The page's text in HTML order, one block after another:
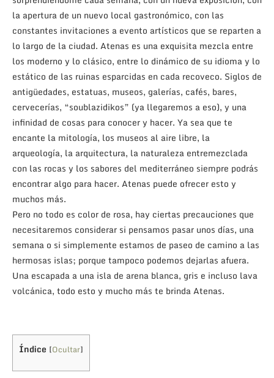
la apertura de un nuevo local gastronómico, con las
constantes invitaciones a evento artísticos que se reparten a
lo largo de la ciudad. Atenas es una exquisita mezcla entre
los moderno y lo clásico, entre lo dinámico de su idioma y lo
estático de las ruinas esparcidas en cada recoveco. Siglos de
antigüedades, estatuas, museos, galerías, cafés, bares,
cervecerías, “soublazidikos” (ya llegaremos a eso), y una
infinidad de cosas para conocer y hacer. Ya sea que te
encante la mitología, los museos al aire libre, la
arqueología, la arquitectura, la naturaleza entremezclada
con las rocas y los sabores del mediterráneo siempre podrás
encontrar algo para hacer. Atenas puede ofrecer esto y
muchos más.
Pero no todo es color de rosa, hay ciertas precauciones que
necesitaremos considerar si pensamos pasar unos días, una
semana o si simplemente estamos de paseo de camino a las
hermosas islas; porque tampoco podemos dejarlas afuera.
Una escapada a una isla de arena blanca, gris e incluso lava
volcánica, todo esto y mucho más te brinda Atenas.
Índice [Ocultar]